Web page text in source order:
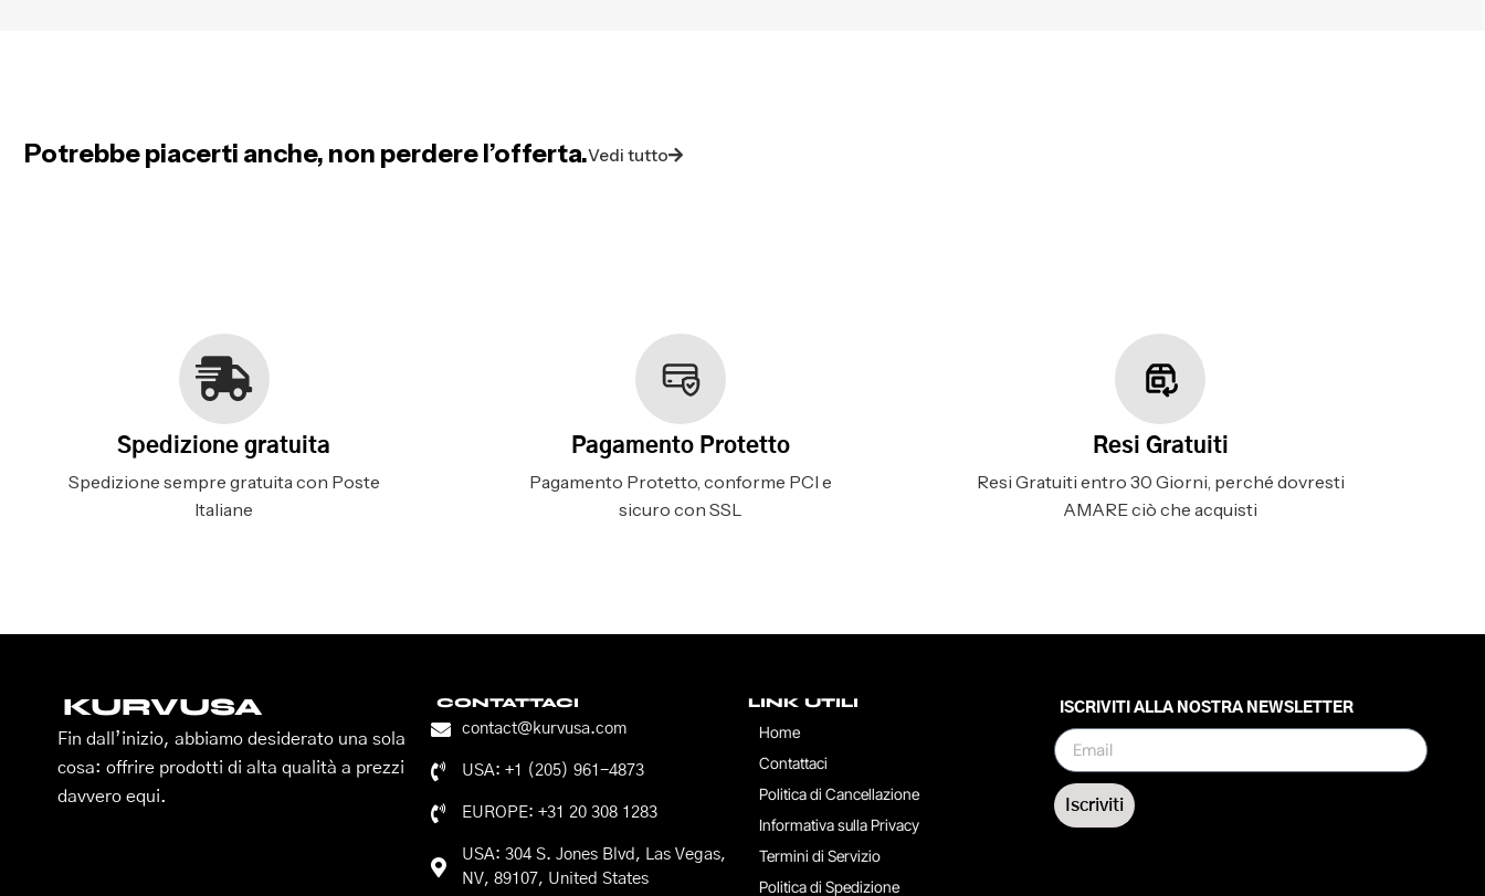
Potrebbe piacerti anche, non perdere l’offerta.Vedi tutto
Spedizione gratuita
Spedizione sempre gratuita con Poste
Italiane
Pagamento Protetto
Pagamento Protetto, conforme PCI e
sicuro con SSL
Resi Gratuiti
Resi Gratuiti entro 30 Giorni, perché dovresti
AMARE ciò che acquisti
KURVUSA
Fin dall’inizio, abbiamo desiderato una sola
cosa: offrire prodotti di alta qualità a prezzi
davvero equi.
CONTATTACI
contact@kurvusa.com
USA: +1 (205) 961-4873
EUROPE: +31 20 308 1283
USA: 304 S. Jones Blvd, Las Vegas,
NV, 89107, United States
LINK UTILI
Home
Contattaci
Politica di Cancellazione
Informativa sulla Privacy
Termini di Servizio
Politica di Spedizione
ISCRIVITI ALLA NOSTRA NEWSLETTER
Iscriviti